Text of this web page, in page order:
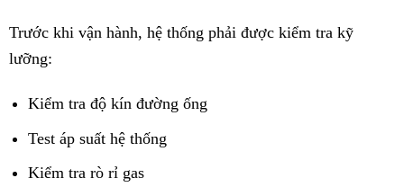
Trước khi vận hành, hệ thống phải được kiểm tra kỹ
lưỡng:
Kiểm tra độ kín đường ống
Test áp suất hệ thống
Kiểm tra rò rỉ gas